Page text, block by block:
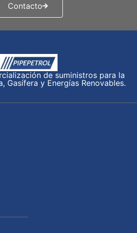
Contacto
de suministros para la
Gasífera y Energías Renovables.